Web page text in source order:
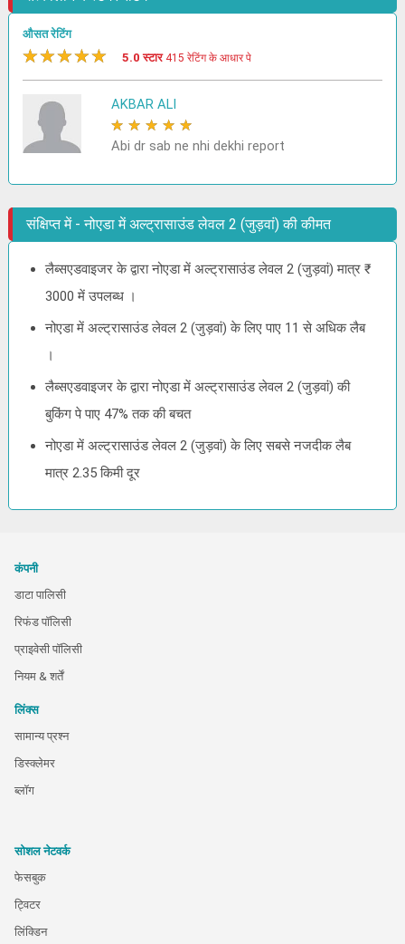
औसत रेटिंग
★★★★★ 5.0 स्टार 415 रेटिंग के आधार पे
AKBAR ALI
★ ★ ★ ★ ★
Abi dr sab ne nhi dekhi report
संक्षिप्त में - नोएडा में अल्ट्रासाउंड लेवल 2 (जुड़वां) की कीमत
लैब्सएडवाइजर के द्वारा नोएडा में अल्ट्रासाउंड लेवल 2 (जुड़वां) मात्र ₹
3000 में उपलब्ध ।
नोएडा में अल्ट्रासाउंड लेवल 2 (जुड़वां) के लिए पाए 11 से अधिक लैब
।
लैब्सएडवाइजर के द्वारा नोएडा में अल्ट्रासाउंड लेवल 2 (जुड़वां) की
बुकिंग पे पाए 47% तक की बचत
नोएडा में अल्ट्रासाउंड लेवल 2 (जुड़वां) के लिए सबसे नजदीक लैब
मात्र 2.35 किमी दूर
कंपनी
डाटा पालिसी
रिफंड पॉलिसी
प्राइवेसी पॉलिसी
नियम & शर्तें
लिंक्स
सामान्य प्रश्न
डिस्क्लेमर
ब्लॉग
सोशल नेटवर्क
फेसबुक
ट्विटर
लिंक्डिन